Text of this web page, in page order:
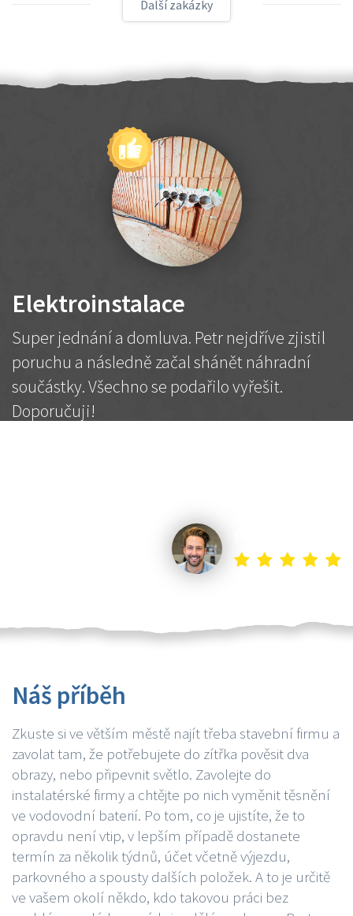
Další zakázky
Elektroinstalace
Super jednání a domluva. Petr nejdříve zjistil
poruchu a následně začal shánět náhradní
součástky. Všechno se podařilo vyřešit.
Doporučuji!
Náš příběh
Zkuste si ve větším městě najít třeba stavební firmu a
zavolat tam, že potřebujete do zítřka pověsit dva
obrazy, nebo připevnit světlo. Zavolejte do
instalatérské firmy a chtějte po nich vyměnit těsnění
ve vodovodní baterií. Po tom, co je ujistíte, že to
opravdu není vtip, v lepším případě dostanete
termín za několik týdnů, účet včetně výjezdu,
parkovného a spousty dalších položek. A to je určitě
ve vašem okolí někdo, kdo takovou práci bez